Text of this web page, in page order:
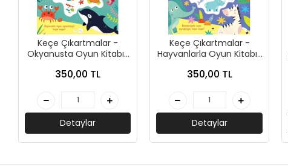
HİKAYE - ÇOCUK KİTAPLARI +
KUTULU SETLER +
İNGİLİZCE HİKAYE KİTAPLARI
ALMANCA HİKAYE KİTAPLARI
MANGA - ÇİZGİ ROMAN
Keçe Çıkartmalar -
Okyanusta Oyun Kitabı-
350,00 TL
Detaylar
Keçe Çıkartmalar -
Hayvanlarla Oyun Kitabı-
350,00 TL
Detaylar